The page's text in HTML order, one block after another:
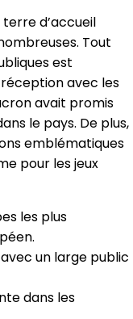
d’accueil
Tout
est
réception avec les
avait promis
le pays. De plus,
emblématiques
pour les jeux
les plus
un large public
dans les